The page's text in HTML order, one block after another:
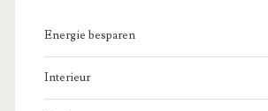
Energie besparen
Interieur